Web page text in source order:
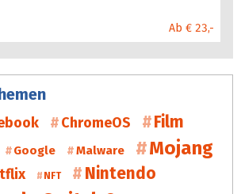
Ab € 23,-
ChromeOS Film
Google Malware Mojang
NFT Nintendo